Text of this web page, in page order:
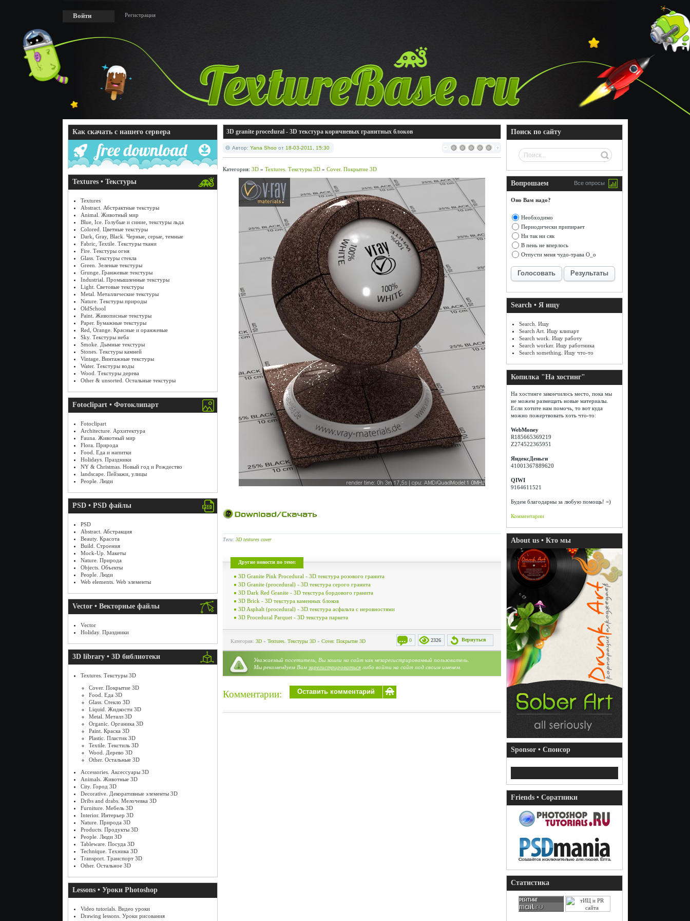
Войти Регистрация
Как скачать с нашего сервера
Textures • Текстуры
Textures
Abstract. Абстрактные текстуры
Animal. Животный мир
Blue, Ice. Голубые и синие, текстуры льда
Colored. Цветные текстуры
Dark, Gray, Black. Черные, серые, темные
Fabric, Textile. Текстуры ткани
Fire. Текстуры огня
Glass. Текстуры стекла
Green. Зеленые текстуры
Grunge. Гранжевые текстуры
Industrial. Промышленные текстуры
Light. Световые текстуры
Metal. Металлические текстуры
Nature. Текстуры природы
OldSchool
Paint. Живописные текстуры
Paper. Бумажные текстуры
Red, Orange. Красные и оранжевые
Sky. Текстуры неба
Smoke. Дымные текстуры
Stones. Текстуры камней
Vintage. Винтажные текстуры
Water. Текстуры воды
Wood. Текстуры дерева
Other & unsorted. Остальные текстуры
Fotoclipart • Фотоклипарт
Fotoclipart
Architecture. Архитектура
Fauna. Животный мир
Flora. Природа
Food. Еда и напитки
Holidays. Праздники
NY & Christmas. Новый год и Рождество
landscape. Пейзажи, улицы
People. Люди
PSD • PSD файлы
PSD
Abstract. Абстракция
Beauty. Красота
Build. Строения
Mock-Up. Макеты
Nature. Природа
Objects. Объекты
People. Люди
Web elements. Web элементы
Vector • Векторные файлы
Vector
Holiday. Праздники
3D library • 3D библиотеки
Textures. Текстуры 3D
Cover. Покрытие 3D
Food. Еда 3D
Glass. Стекло 3D
Liquid. Жидкости 3D
Metal. Металл 3D
Organic. Органика 3D
Paint. Краска 3D
Plastic. Пластик 3D
Textile. Текстиль 3D
Wood. Дерево 3D
Other. Остальные 3D
Accessories. Аксессуары 3D
Animals. Животные 3D
City. Город 3D
Decorative. Декоративные элементы 3D
Dribs and drabs. Мелочевка 3D
Furniture. Мебель 3D
Interior. Интерьер 3D
Nature. Природа 3D
Products. Продукты 3D
People. Люди 3D
Tableware. Посуда 3D
Technique. Техника 3D
Transport. Транспорт 3D
Other. Остальное 3D
Lessons • Уроки Photoshop
Video tutorials. Видео уроки
Drawing lessons. Уроки рисования
3D granite procedural - 3D текстура коричневых гранитных блоков
Автор: Yana Shooот 18-03-2011, 15:30
Категория: 3D» Textures. Текстуры 3D» Cover. Покрытие 3D
Теги: 3D textures cover
Другие новости по теме:
3D Granite Pink Procedural - 3D текстура розового гранита
3D Granite (procedural) - 3D текстура серого гранита
3D Dark Red Granite - 3D текстура бордового гранита
3D Brick - 3D текстура каменных блоков
3D Asphalt (procedural) - 3D текстура асфальта с неровностями
3D Procedural Parquet - 3D текстура паркета
Вернуться
2326
0
Категория: 3D» Textures. Текстуры 3D» Cover. Покрытие 3D
Уважаемый посетитель, Вы зашли на сайт как незарегистрированный пользователь.
Мы рекомендуем Вам зарегистрироватьсялибо войти на сайт под своим именем.
Комментарии: Оставить комментарий
Поиск по сайту
Вопрошаем Все опросы
Оно Вам надо?
Необходимо
Периодически припирает
Ни так ни сяк
В пень не вперлось
Отпусти меня чудо-трава О_о
Голосовать Результаты
Search • Я ищу
Search. Ищу
Search Art. Ищу клипарт
Search work. Ищу работу
Search worker. Ищу работника
Search something. Ищу что-то
Копилка "На хостинг"
На хостинге закончилось место, пока мы
не можем размещать новые материалы.
Если хотите нам помочь, то вот куда
можно пожертвовать хоть что-то:
WebMoney
R185665369219
Z274522365951
ЯндексДеньги
41001367889620
QIWI
9164611521
Будем благодарны за любую помощь! =)
Комментарии
About us • Кто мы
Sponsor • Спонсор
Friends • Соратники
Статистика